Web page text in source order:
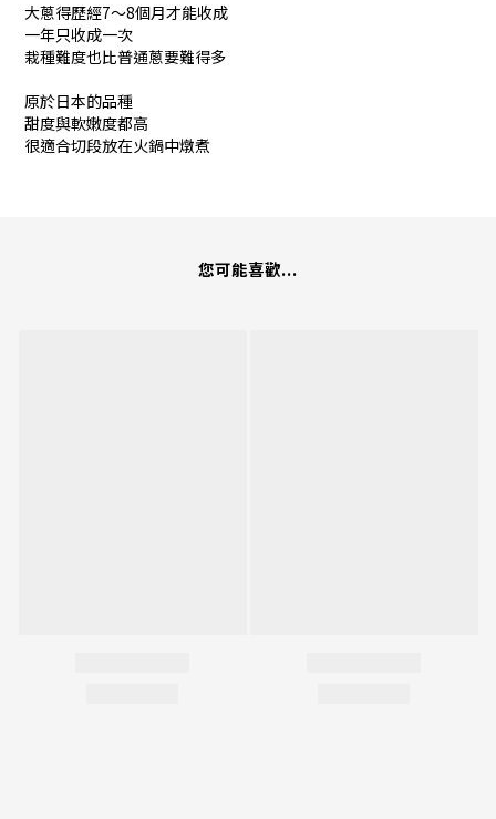
大蔥得歷經7～8個月才能收成
一年只收成一次
栽種難度也比普通蔥要難得多
原於日本的品種
甜度與軟嫩度都高
很適合切段放在火鍋中燉煮
您可能喜歡...